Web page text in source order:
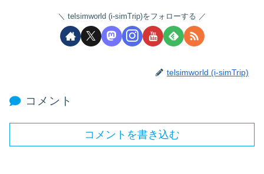
telsimworld (i-simTrip)をフォローする
telsimworld (i-simTrip)
コメント
コメントを書き込む